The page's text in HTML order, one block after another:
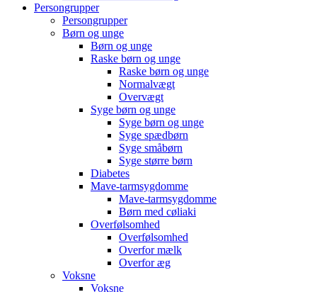
Persongrupper
Persongrupper
Børn og unge
Børn og unge
Raske børn og unge
Raske børn og unge
Normalvægt
Overvægt
Syge børn og unge
Syge børn og unge
Syge spædbørn
Syge småbørn
Syge større børn
Diabetes
Mave-tarmsygdomme
Mave-tarmsygdomme
Børn med cøliaki
Overfølsomhed
Overfølsomhed
Overfor mælk
Overfor æg
Voksne
Voksne